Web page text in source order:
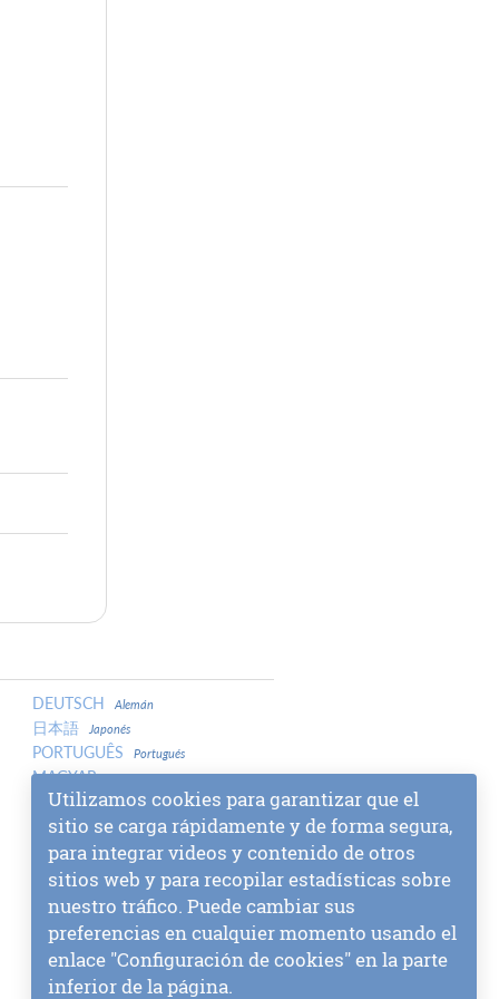
DEUTSCH Alemán
日本語 Japonés
PORTUGUÊS Portugués
MAGYAR Húngaro
LATVIEŠU Letón
中文 Chino
中文 Chino
МАКЕДОНСКИ Macedonio
SLOVENŠČINA Esloveno
МОНГОЛ Mongol
СРПСКИ Serbio
বাংলা
Utilizamos cookies para garantizar que el
sitio se carga rápidamente y de forma segura,
para integrar videos y contenido de otros
sitios web y para recopilar estadísticas sobre
nuestro tráfico. Puede cambiar sus
preferencias en cualquier momento usando el
enlace "Configuración de cookies" en la parte
inferior de la página.